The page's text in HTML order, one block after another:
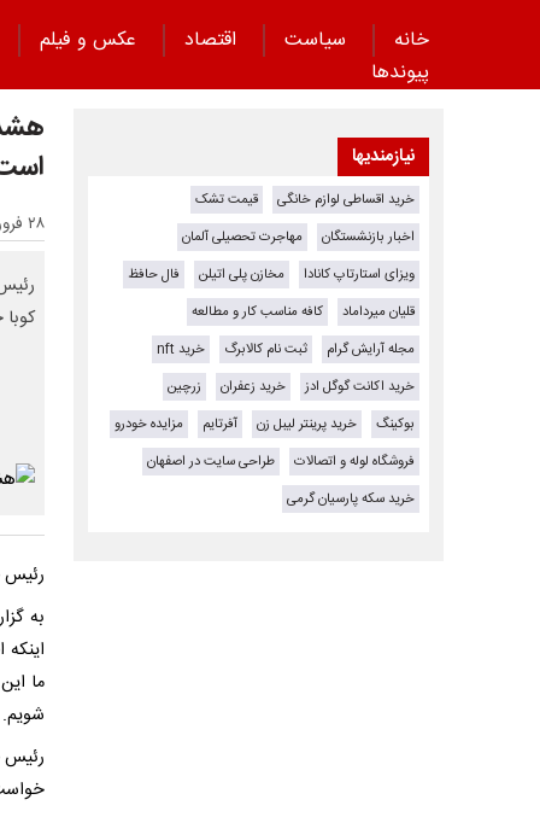
خانه سیاست اقتصاد عکس و فیلم
پیوند‌ها
۲۸ فروردین ۱۴۰۵ - ۰۹:۴۷
رئیس
به
ما
رئیس
نیازمندیها
خرید اقساطی لوازم خانگی
قیمت تشک
اخبار بازنشستگان
مهاجرت تحصیلی آلمان
ویزای استارتاپ کانادا
مخازن پلی اتیلن
فال حافظ
قلیان میرداماد
کافه مناسب کار و مطالعه
مجله آرایش گرام
ثبت نام کالابرگ
خرید nft
خرید اکانت گوگل ادز
خرید زعفران
زرچین
بوکینگ
خرید پرینتر لیبل زن آفرتایم
مزایده خودرو
فروشگاه لوله و اتصالات
طراحی سایت در اصفهان
خرید سکه پارسیان گرمی